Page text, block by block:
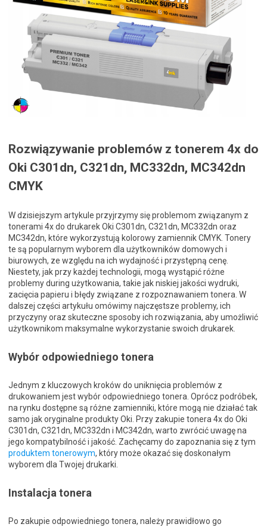
Rozwiązywanie problemów z tonerem 4x do
Oki C301dn, C321dn, MC332dn, MC342dn
CMYK
W dzisiejszym artykule przyjrzymy się problemom związanym z
tonerami 4x do drukarek Oki C301dn, C321dn, MC332dn oraz
MC342dn, które wykorzystują kolorowy zamiennik CMYK. Tonery
te są popularnym wyborem dla użytkowników domowych i
biurowych, ze względu na ich wydajność i przystępną cenę.
Niestety, jak przy każdej technologii, mogą wystąpić różne
problemy during użytkowania, takie jak niskiej jakości wydruki,
zacięcia papieru i błędy związane z rozpoznawaniem tonera. W
dalszej części artykułu omówimy najczęstsze problemy, ich
przyczyny oraz skuteczne sposoby ich rozwiązania, aby umożliwić
użytkownikom maksymalne wykorzystanie swoich drukarek.
Wybór odpowiedniego tonera
Jednym z kluczowych kroków do uniknięcia problemów z
drukowaniem jest wybór odpowiedniego tonera. Oprócz podróbek,
na rynku dostępne są różne zamienniki, które mogą nie działać tak
samo jak oryginalne produkty Oki. Przy zakupie tonera 4x do Oki
C301dn, C321dn, MC332dn i MC342dn, warto zwrócić uwagę na
jego kompatybilność i jakość. Zachęcamy do zapoznania się z tym
produktem tonerowym, który może okazać się doskonałym
wyborem dla Twojej drukarki.
Instalacja tonera
Po zakupie odpowiedniego tonera, należy prawidłowo go